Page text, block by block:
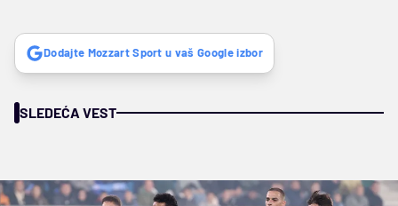
Dodajte Mozzart Sport u vaš Google izbor
SLEDEĆA VEST